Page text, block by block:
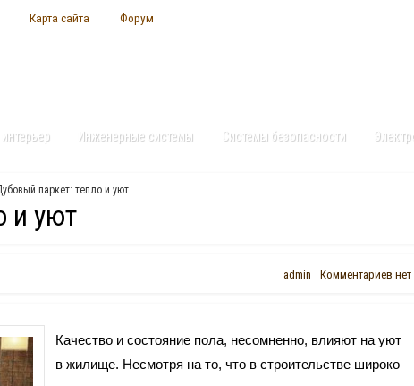
Карта сайта Форум
Инженерные системы Системы безопасности
паркет: тепло и уют
и уют
admin Комментариев нет
Качество и состояние пола, несомненно, влияют на уют
в жилище. Несмотря на то, что в строительстве широко